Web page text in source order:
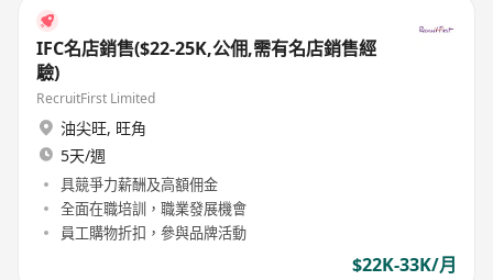
IFC名店銷售($22-25K,公佣,需有名店銷售經
驗)
RecruitFirst Limited
油尖旺, 旺角
5天/週
具競爭力薪酬及高額佣金
全面在職培訓，職業發展機會
員工購物折扣，參與品牌活動
$22K-33K/月